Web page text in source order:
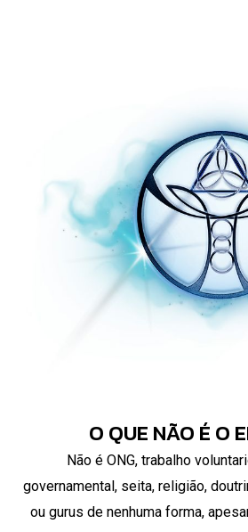
O QUE NÃO É O
Não é ONG, trabalho
governamental, seita, religião,
ou gurus de nenhuma forma,